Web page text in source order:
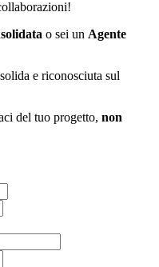
o sei un Agente
e riconosciuta sul
del tuo progetto, non